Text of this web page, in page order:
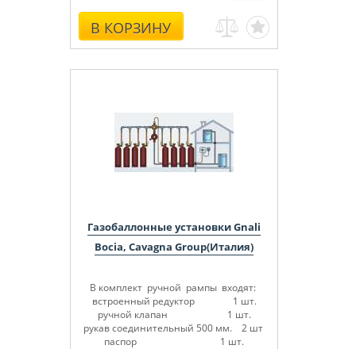
В КОРЗИНУ
Газобаллонные установки Gnali
Bocia, Cavagna Group(Италия)
В комплект ручной рампы входят:
встроенный редуктор 1 шт.
ручной клапан 1 шт.
рукав соединительный 500 мм. 2 шт
паспор 1 шт.